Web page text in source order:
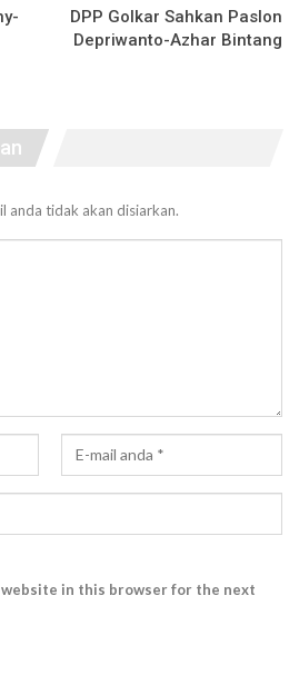
DPP Golkar Sahkan Paslon
Depriwanto-Azhar Bintang
anda tidak akan disiarkan.
website in this browser for the next